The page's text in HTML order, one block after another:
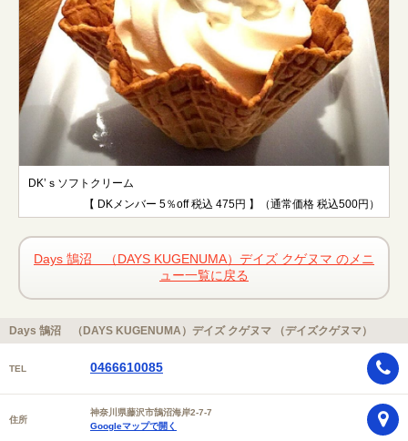
DK’ｓソフトクリーム
【 DKメンバー 5％off 税込 475円 】（通常価格 税込500円）
Days 鵠沼 （DAYS KUGENUMA）デイズ クゲヌマ のメニ
ュー一覧に戻る
Days 鵠沼 （DAYS KUGENUMA）デイズ クゲヌマ （デイズクゲヌマ）
TEL 0466610085
住所
神奈川県藤沢市鵠沼海岸2-7-7
Googleマップで開く